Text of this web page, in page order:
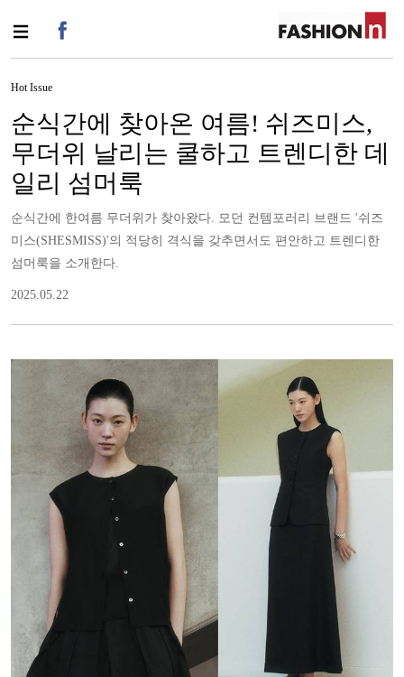
Hot Issue
순식간에 찾아온 여름! 쉬즈미스,
무더위 날리는 쿨하고 트렌디한 데
일리 섬머룩
순식간에 한여름 무더위가 찾아왔다. 모던 컨템포러리 브랜드 '쉬즈
미스(SHESMISS)'의 적당히 격식을 갖추면서도 편안하고 트렌디한
섬머룩을 소개한다.
2025.05.22